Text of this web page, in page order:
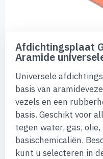
naar
begin
afbeeldingen-
Afdichtingsplaat
Aramide
Universele
basis van
vezels en een
basis. Geschikt voor
tegen water, gas,
basischemicaliën.
kunt u selecteren in